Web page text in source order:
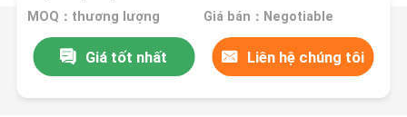
MOQ：thương lượng Giá bán：Negotiable
Giá tốt nhất Liên hệ chúng tôi